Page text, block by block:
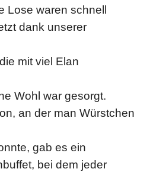
Lose waren schnell
dank unserer
mit viel Elan
Wohl war gesorgt.
an der man Würstchen
gab es ein
bei dem jeder